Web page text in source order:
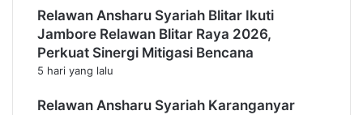
Relawan Ansharu Syariah Blitar Ikuti
Jambore Relawan Blitar Raya 2026,
Perkuat Sinergi Mitigasi Bencana
5 hari yang lalu
Relawan Ansharu Syariah Karanganyar